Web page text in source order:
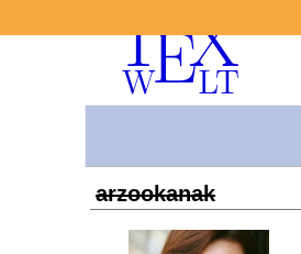
arzookanak